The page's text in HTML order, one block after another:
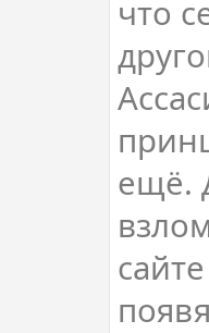
что
ещё.